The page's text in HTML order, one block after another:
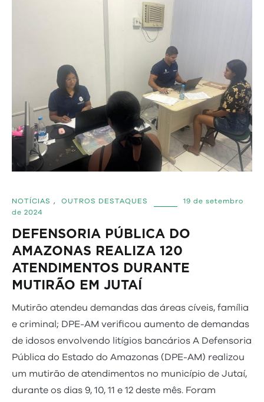
NOTÍCIAS , OUTROS DESTAQUES
19 de setembro
de 2024
DEFENSORIA PÚBLICA DO
AMAZONAS REALIZA 120
ATENDIMENTOS DURANTE
MUTIRÃO EM JUTAÍ
Mutirão atendeu demandas das áreas cíveis, família
e criminal; DPE-AM verificou aumento de demandas
de idosos envolvendo litígios bancários A Defensoria
Pública do Estado do Amazonas (DPE-AM) realizou
um mutirão de atendimentos no município de Jutaí,
durante os dias 9, 10, 11 e 12 deste mês. Foram